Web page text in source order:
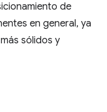
de
en general, ya
sólidos y